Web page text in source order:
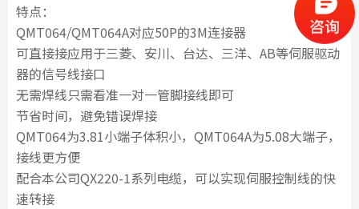
特点：
QMT064/QMT064A对应50P的3M连接器
可直接接应用于三菱、安川、台达、三洋、AB等伺服驱动
器的信号线接口
无需焊线只需看准一对一管脚接线即可
节省时间，避免错误焊接
QMT064为3.81小端子体积小，QMT064A为5.08大端子，
接线更方便
配合本公司QX220-1系列电缆，可以实现伺服控制线的快
速转接